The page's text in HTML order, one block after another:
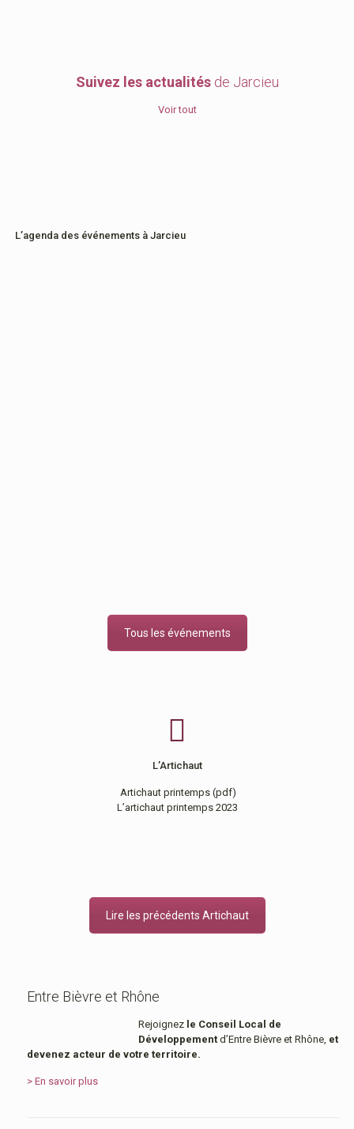
Suivez les actualitésde Jarcieu
Voir tout
L’agenda des événements à Jarcieu
Tous les événements
L’Artichaut
Artichaut printemps (pdf)
L’artichaut printemps 2023
Lire les précédents Artichaut
Entre Bièvre et Rhône
Rejoignez le Conseil Local de
Développementd’Entre Bièvre et Rhône, et
devenez acteur de votre territoire.
> En savoir plus